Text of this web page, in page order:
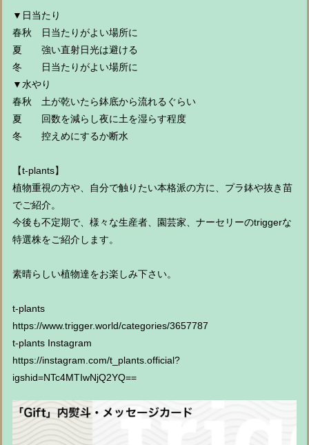
▼日当たり
春秋 日当たりがよい場所に
夏 強い直射日光は避ける
冬 日当たりがよい場所に
▼水やり
春秋 土が乾いたら鉢底から流れるぐらい
夏 回数を減らし夜に土を湿らす程度
冬 控えめにするか断水
【t-plants】
植物重視の方や、自分で触りたい本格派の方に、プラ鉢や抜き苗
でご紹介。
今後も不定期で、様々な生産者、園芸家、ナーセリーのtriggerな
特選株をご紹介します。
素晴らしい植物達をお楽しみ下さい。
t-plants
https://www.trigger.world/categories/3657787
t-plants Instagram
https://instagram.com/t_plants.official?
igshid=NTc4MTIwNjQ2YQ==